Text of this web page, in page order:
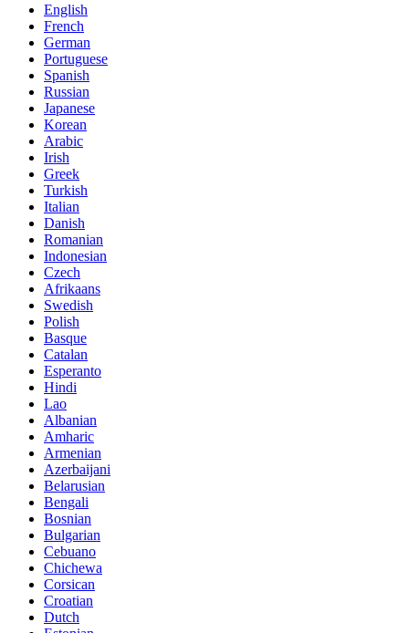
English
French
German
Portuguese
Spanish
Russian
Japanese
Korean
Arabic
Irish
Greek
Turkish
Italian
Danish
Romanian
Indonesian
Czech
Afrikaans
Swedish
Polish
Basque
Catalan
Esperanto
Hindi
Lao
Albanian
Amharic
Armenian
Azerbaijani
Belarusian
Bengali
Bosnian
Bulgarian
Cebuano
Chichewa
Corsican
Croatian
Dutch